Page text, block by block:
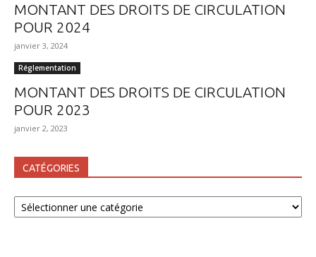
MONTANT DES DROITS DE CIRCULATION
POUR 2024
janvier 3, 2024
Réglementation
MONTANT DES DROITS DE CIRCULATION
POUR 2023
janvier 2, 2023
CATÉGORIES
Catégories